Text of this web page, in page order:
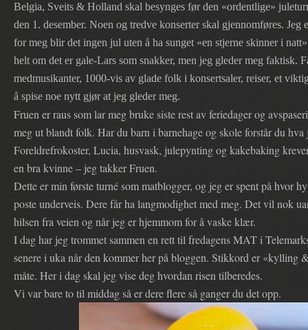
Belgia, Sveits & Holland skal besynges før den «ordentlige»
den 1. desember. Noen og tredve konserter skal gjennomføres. Jeg
for meg blir det ingen jul uten å ha sunget «en stjerne skinner i
helt om det er gale-Lars som snakker, men jeg gleder meg faktisk.
medmusikanter, 1000-vis av glade folk i konsertsaler, reiser, et
å spise noe nytt gjør at jeg gleder meg.
Fruen er raus som lar meg bruke siste rest av feriedager og
meg ut blandt folk. Har du barn i barnehage og skole forstår du hva
Foreldrefrokoster, Lucia, husvask, julepynting og kakebaking
en bra kvinne – jeg takker Fruen.
Dette er min første turné som matblogger, og jeg er spent på hvor
poste underveis. Dere får ha langmodighet med meg. Det vil nok
hilsen fra veien og når jeg er hjemmom for å vaske klær.
I dag har jeg trommet sammen en rett til fredagens MAT i
senere i uka når den kommer her på bloggen. Stikkord er «kylling
måte. Her i dag skal jeg vise deg hvordan risen tilberedes.
Vi var bare to til middag så er dere flere så ganger du det opp.